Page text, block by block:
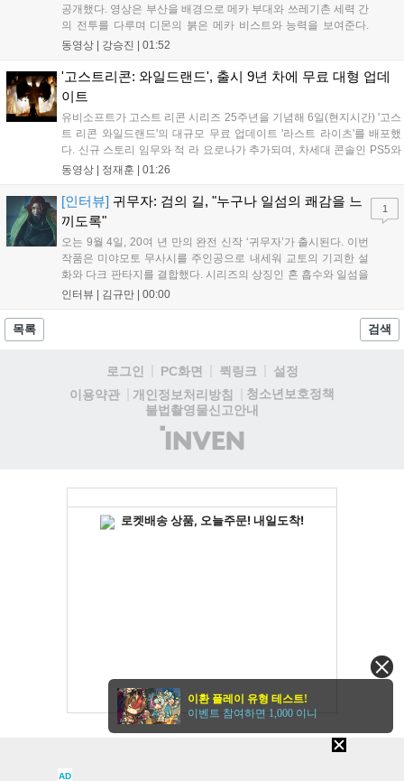
공개했다. 영상은 부산을 배경으로 메카 부대와 쓰레기촌 세력 간
의 전투를 다루며 디몬의 붉은 메카 비스트와 능력을 보여준다.
블리자드는 7일 게임플레이 영상 공개를 시작으로 10일 시즌4 트
시할 예정이다. 향후 메카 부대와 탈론의 대립이 본격화될 전망이
다....
동영상 | 강승진 | 01:52
'고스트리콘: 와일드랜드', 출시 9년 차에 무료 대형 업데
이트
유비소프트가 고스트 리콘 시리즈 25주년을 기념해 6일(현지시간) '고스
트 리콘 와일드랜드'의 대규모 무료 업데이트 '라스트 라이츠'를 배포했
다. 신규 스토리 임무와 적 라 요로나가 추가되며, 차세대 콘솔인 PS5와
Xbox Series X|S에서 4K 60FPS를 지원한다. 또한 편의성 개선과 함께
리를 제공한다....
동영상 | 정재훈 | 01:26
[인터뷰] 귀무자: 검의 길, "누구나 일섬의 쾌감을 느
끼도록"
오는 9월 4일, 20여 년 만의 완전 신작 ‘귀무자’가 출시된다. 이번
작품은 미야모토 무사시를 주인공으로 내세워 교토의 기괴한 설
화와 다크 판타지를 결합했다. 시리즈의 상징인 혼 흡수와 일섬을
계승하면서도, 현대적인 검극 액션과 '무너뜨리기 일섬'을 더해 전
택에 따른 사무라이 액션을 구현하고자 했으며, 실제 검술 전문가
의 모션 캡처를 통해 리얼리티를 극대화했다. 세계관을 새롭게 재
한 손맛과 다크 판타지 분위기를 충실히 담아내어 시리즈 팬과 신
규 이용자 모두에게 새로운 재미를 선사할 예정이다....
인터뷰 | 김규만 | 00:00
1
목록 검색
로그인 PC화면 퀵링크
설정
이용약관
개인정보처리방침
청소년보호정책
불법촬영물신고안내
(주)
인
AD
이환 플레이 유형 테스트!
이벤트 참여하면 1,000 이니